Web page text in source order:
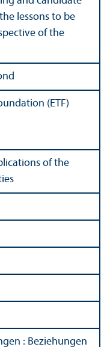
lessons to be
of the
(ETF)
of the
: Beziehungen